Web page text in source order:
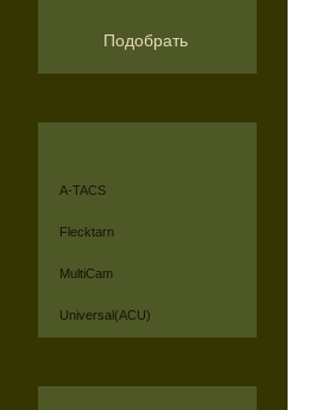
Подобрать
A-TACS
Flecktarn
MultiCam
Universal(ACU)